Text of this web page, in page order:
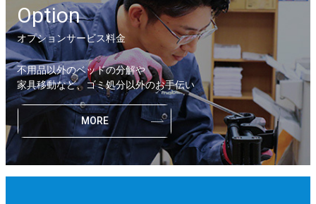
Option
オプションサービス料金
不用品以外のベッドの分解や
家具移動など、ゴミ処分以外のお手伝い
MORE